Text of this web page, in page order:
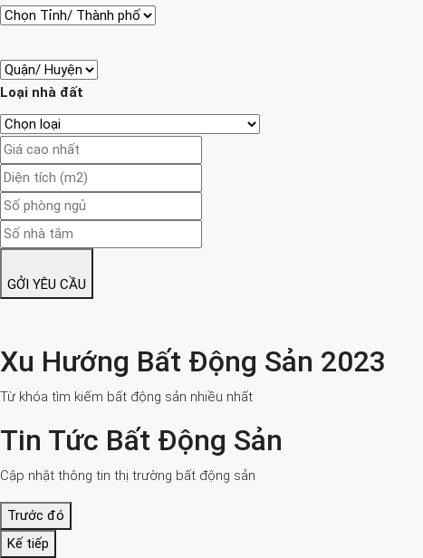
Loại nhà đất
GỞI YÊU CẦU
Xu Hướng Bất Động Sản 2023
Từ khóa tìm kiếm bất động sản nhiều nhất
Tin Tức Bất Động Sản
Cập nhật thông tin thị trường bất động sản
Trước đó
Kế tiếp